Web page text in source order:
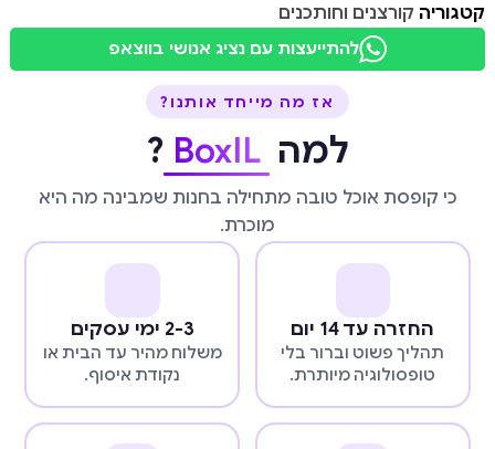
קטגוריה קורצנים וחותכנים
להתייעצות עם נציג אנושי בווצאפ
אז מה מייחד אותנו?
למה BoxIL
?
כי קופסת אוכל טובה מתחילה בחנות שמבינה מה היא
מוכרת.
החזרה עד 14 יום
תהליך פשוט וברור בלי
טופסולוגיה מיותרת.
2-3 ימי עסקים
משלוח מהיר עד הבית או
נקודת איסוף.